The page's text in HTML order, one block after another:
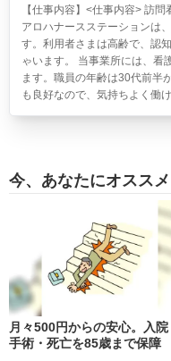
【仕事内容】<仕事内容> 訪
アロハナースステーションは
す。利用者さまは高齢で、認
ゃいます。 当事業所には、看
ます。職員の年齢は30代前半
も良好なので、気持ちよく働
今、あなたにオススメ
月々500円からの安心。入院
手術・死亡を85歳まで保障